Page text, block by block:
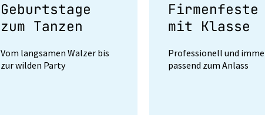
Geburtstage
zum Tanzen
Vom langsamen Walzer bis
zur wilden Party
Firmenfeste
mit Klasse
Professionell und
passend zum Anlass